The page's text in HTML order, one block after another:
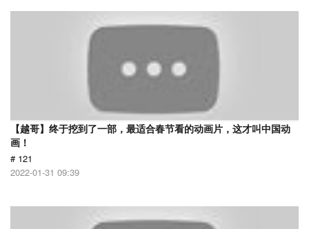
【越哥】终于挖到了一部，最适合春节看的动画片，这才叫中国动
画！
# 121
2022-01-31 09:39